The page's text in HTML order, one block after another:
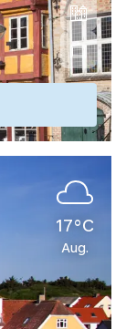
17°C
Aug.